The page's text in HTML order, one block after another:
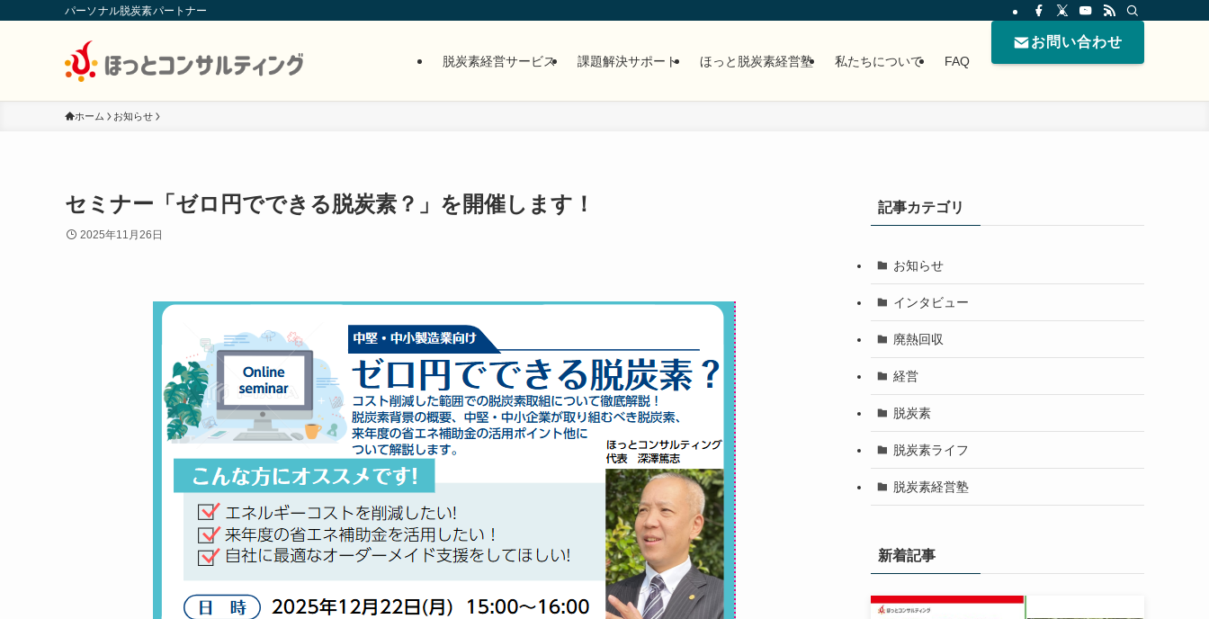
パーソナル脱炭素パートナー
脱炭素経営サービス 課題解決サポート ほっと脱炭素経営塾 私たちについて FAQ
お問い合わせ
ホーム お知らせ
セミナー「ゼロ円でできる脱炭素？」を開催します！
2025年11月26日
記事カテゴリ
お知らせ
インタビュー
廃熱回収
経営
脱炭素
脱炭素ライフ
脱炭素経営塾
新着記事